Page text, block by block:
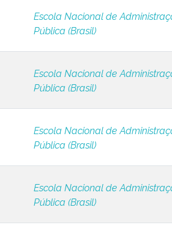
Escola Nacional de
Pública (Brasil)
Escola Nacional de
Pública (Brasil)
Escola Nacional de
Pública (Brasil)
Escola Nacional de
Pública (Brasil)